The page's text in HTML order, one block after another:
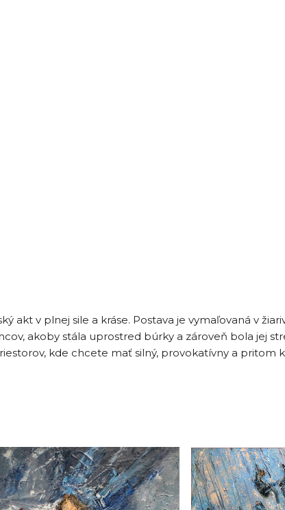
akt v plnej sile a kráse. Postava je vymaľovaná v
akoby stála uprostred búrky a zároveň bola jej
kde chcete mať silný, provokatívny a pritom